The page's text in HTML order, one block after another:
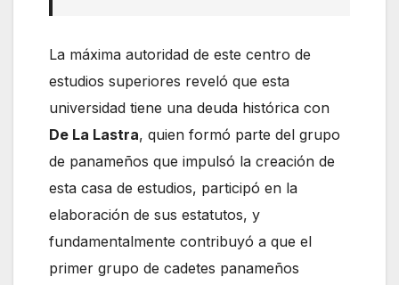
La máxima autoridad de este centro de
estudios superiores reveló que esta
universidad tiene una deuda histórica con
De La Lastra, quien formó parte del grupo
de panameños que impulsó la creación de
esta casa de estudios, participó en la
elaboración de sus estatutos, y
fundamentalmente contribuyó a que el
primer grupo de cadetes panameños